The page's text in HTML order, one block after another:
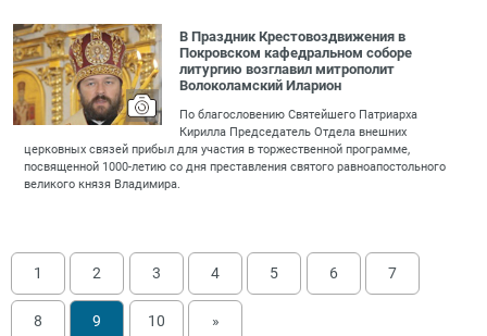
В Праздник Крестовоздвижения в
Покровском кафедральном соборе
литургию возглавил митрополит
Волоколамский Иларион
По благословению Святейшего Патриарха
Кирилла Председатель Отдела внешних
церковных связей прибыл для участия в торжественной программе,
посвященной 1000-летию со дня преставления святого равноапостольного
великого князя Владимира.
1 2 3 4 5 6 7
8 9 10 »